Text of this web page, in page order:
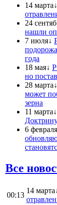
14 марта↓
24
нашли
7 июля↓
года
18 мая↓
но
28 марта↓
может
зерна
11 марта↓
6
Все
00:13
14